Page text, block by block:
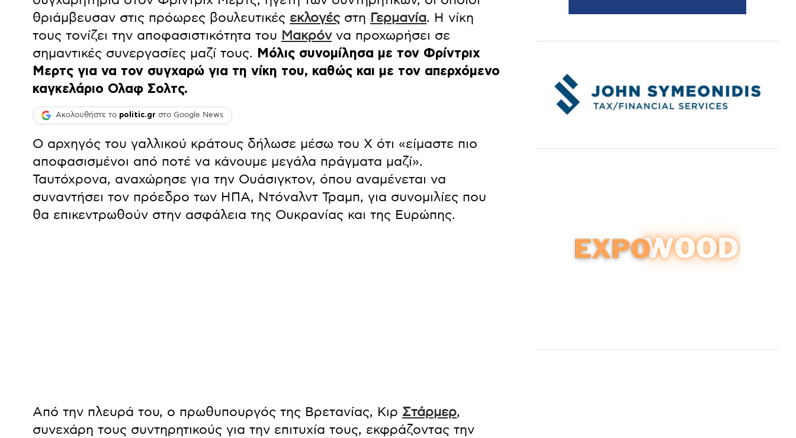
θριάμβευσαν στις πρόωρες βουλευτικές εκλογέςστη Γερμανία. Η νίκη
τους τονίζει την αποφασιστικότητα του Μακρόννα προχωρήσει σε
σημαντικές συνεργασίες μαζί τους.
Μόλις συνομίλησα με τον Φρίντριχ
Μερτς για να τον συγχαρώ για τη νίκη του, καθώς και με τον απερχόμενο
καγκελάριο Ολαφ Σολτς.
Ακολουθήστε το politic.gr στο Google News
Ο αρχηγός του γαλλικού κράτους δήλωσε μέσω του X ότι «είμαστε πιο
αποφασισμένοι από ποτέ να κάνουμε μεγάλα πράγματα μαζί».
Ταυτόχρονα, αναχώρησε για την Ουάσιγκτον, όπου αναμένεται να
συναντήσει τον πρόεδρο των ΗΠΑ, Ντόναλντ Τραμπ, για συνομιλίες που
θα επικεντρωθούν στην ασφάλεια της Ουκρανίας και της Ευρώπης.
Από την πλευρά του, ο πρωθυπουργός της Βρετανίας, Κιρ Στάρμερ,
συνεχάρη τους συντηρητικούς για την επιτυχία τους, εκφράζοντας την